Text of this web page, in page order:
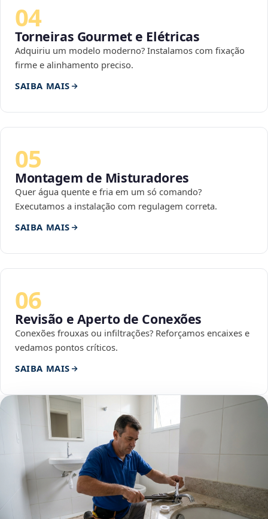
04
Torneiras Gourmet e Elétricas
Adquiriu um modelo moderno? Instalamos com fixação
firme e alinhamento preciso.
SAIBA MAIS
05
Montagem de Misturadores
Quer água quente e fria em um só comando?
Executamos a instalação com regulagem correta.
SAIBA MAIS
06
Revisão e Aperto de Conexões
Conexões frouxas ou infiltrações? Reforçamos encaixes e
vedamos pontos críticos.
SAIBA MAIS